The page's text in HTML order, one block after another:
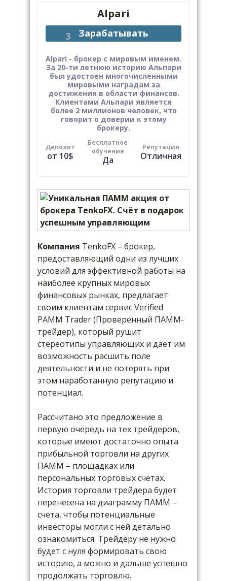
Alpari
Зарабатывать
Alpari - брокер с мировым именем.
За 20-ти летнюю историю Альпари
был удостоен многочисленными
мировыми наградам за
достижения в области финансов.
Клиентами Альпари является
более 2 миллионов человек, что
говорит о доверии к этому
брокеру.
Депозит
от 10$
Бесплатное
обучение
Да
Репутация
Отличная
Компания TenkoFX – брокер,
предоставляющий одни из лучших
условий для эффективной работы на
наиболее крупных мировых
финансовых рынках, предлагает
своим клиентам сервис Verified
PAMM Trader (Проверенный ПАММ-
трейдер), который рушит
стереотипы управляющих и дает им
возможность расшить поле
деятельности и не потерять при
этом наработанную репутацию и
потенциал.
Рассчитано это предложение в
первую очередь на тех трейдеров,
которые имеют достаточно опыта
прибыльной торговли на других
ПАММ – площадках или
персональных торговых счетах.
История торговли трейдера будет
перенесена на диаграмму ПАММ –
счета, чтобы потенциальные
инвесторы могли с ней детально
ознакомиться. Трейдеру не нужно
будет с нуля формировать свою
историю, а можно и дальше успешно
продолжать торговлю.